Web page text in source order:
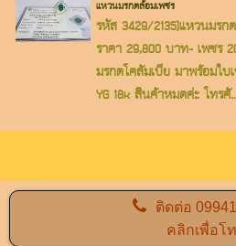
แหวนมรกตล้อมเพชร
รหัส 3429/2135)แหวนมร
ราคา 29,800 บาท- เพชร
มรกตโคลัมเบีย มาพร้อมใบ
YG 18k สินค้าหมดค่ะ โทรศั
ติดต่อ
คลิกเพื่อโ